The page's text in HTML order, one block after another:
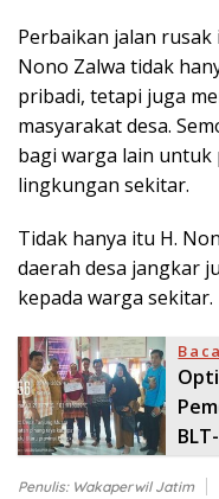
Perbaikan jalan
Nono Zalwa tidak
pribadi, tetapi juga
masyarakat desa.
bagi warga lain untuk
lingkungan sekitar.
Tidak hanya itu H.
daerah desa jangkar
kepada warga sekitar.
Penulis: Wakaperwil Jatim